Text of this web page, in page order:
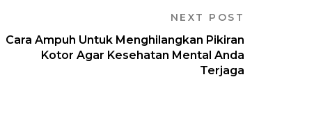
NEXT POST
Cara Ampuh Untuk Menghilangkan Pikiran
Kotor Agar Kesehatan Mental Anda
Terjaga